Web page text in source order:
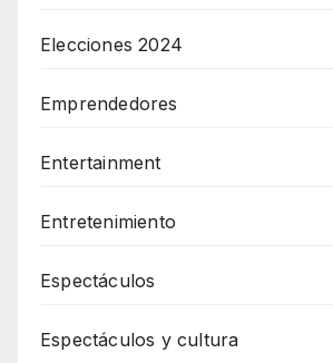
Elecciones 2024
Emprendedores
Entertainment
Entretenimiento
Espectáculos
Espectáculos y cultura